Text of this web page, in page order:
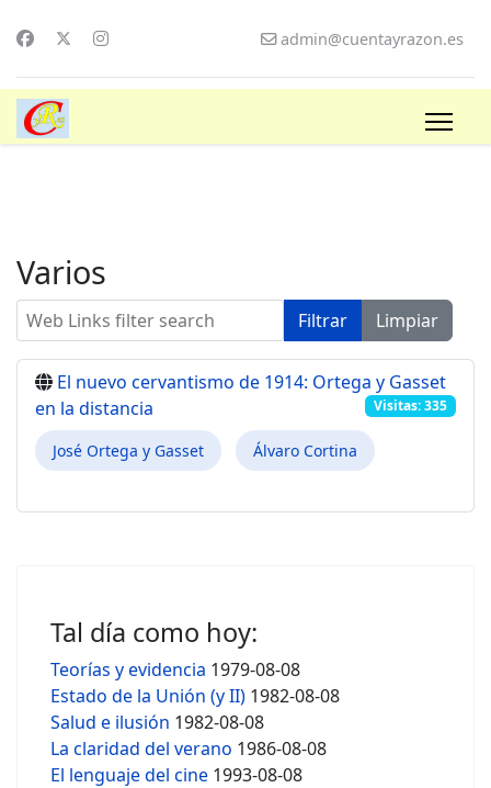
admin@cuentayrazon.es
Varios
Web Links filter search Filtrar Limpiar
El nuevo cervantismo de 1914: Ortega y Gasset
en la distancia
Visitas: 335
José Ortega y Gasset Álvaro Cortina
Tal día como hoy:
Teorías y evidencia 1979-08-08
Estado de la Unión (y II) 1982-08-08
Salud e ilusión 1982-08-08
La claridad del verano 1986-08-08
El lenguaje del cine 1993-08-08